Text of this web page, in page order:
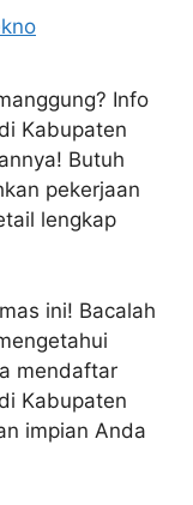
Info
Kabupaten
Butuh
pekerjaan
lengkap
ini! Bacalah
mendaftar
Kabupaten
impian Anda